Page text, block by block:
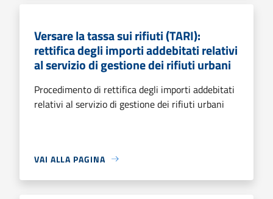
Versare la tassa sui rifiuti (TARI):
rettifica degli importi addebitati relativi
al servizio di gestione dei rifiuti urbani
Procedimento di rettifica degli importi addebitati
relativi al servizio di gestione dei rifiuti urbani
VAI ALLA PAGINA